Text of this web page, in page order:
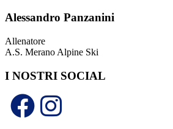
Alessandro Panzanini
Allenatore
A.S. Merano Alpine Ski
I NOSTRI SOCIAL